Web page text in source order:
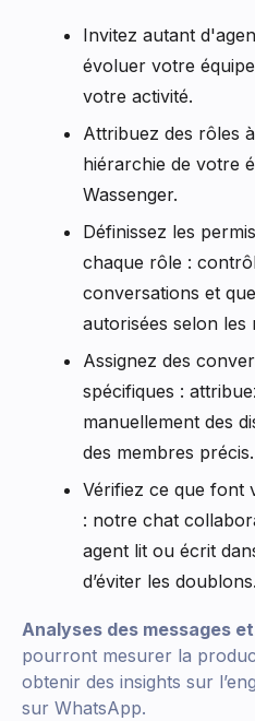
Invitez autant
évoluer votre
votre activité.
Attribuez des rôles
hiérarchie de votre
Wassenger.
Définissez les
chaque rôle :
conversations et
autorisées selon les
Assignez des
spécifiques :
manuellement des
des membres précis.
Vérifiez ce que font
: notre chat
agent lit ou écrit
d’éviter les doublons.
Analyses des messages et
pourront mesurer la
obtenir des insights sur
sur WhatsApp.